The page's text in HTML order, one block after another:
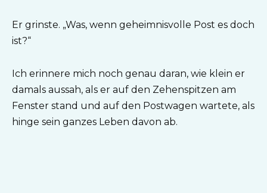
Er grinste. „Was, wenn geheimnisvolle Post es doch
ist?“
Ich erinnere mich noch genau daran, wie klein er
damals aussah, als er auf den Zehenspitzen am
Fenster stand und auf den Postwagen wartete, als
hinge sein ganzes Leben davon ab.